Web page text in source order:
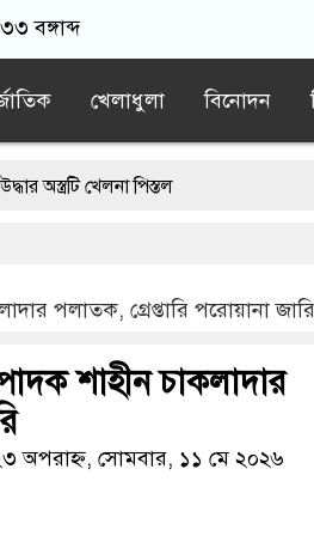
বঙ্গাব্দ
খেলাধুলা বিনোদন
খেলনা পিস্তল
ভালো’ দেশ চালাচ্ছেন তারেক রহমান:
পলাতক, গ্রেপ্তারি পরোয়ানা জারি
শাহীন চাকলাদার
অপরাহ্ন, সোমবার, ১১ মে ২০২৬